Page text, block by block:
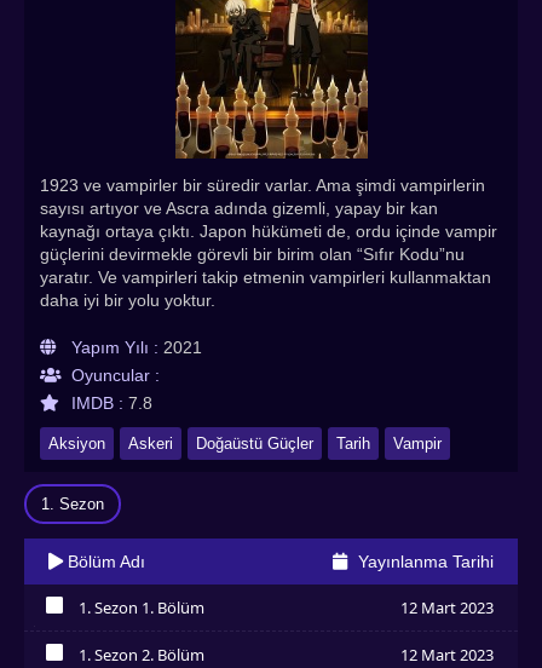
1923 ve vampirler bir süredir varlar. Ama şimdi vampirlerin
sayısı artıyor ve Ascra adında gizemli, yapay bir kan
kaynağı ortaya çıktı. Japon hükümeti de, ordu içinde vampir
güçlerini devirmekle görevli bir birim olan “Sıfır Kodu”nu
yaratır. Ve vampirleri takip etmenin vampirleri kullanmaktan
daha iyi bir yolu yoktur.
Yapım Yılı : 2021
Oyuncular :
IMDB : 7.8
Aksiyon Askeri Doğaüstü Güçler Tarih Vampir
1. Sezon
Bölüm Adı Yayınlanma Tarihi
1. Sezon 1. Bölüm 12 Mart 2023
1. Sezon 2. Bölüm 12 Mart 2023